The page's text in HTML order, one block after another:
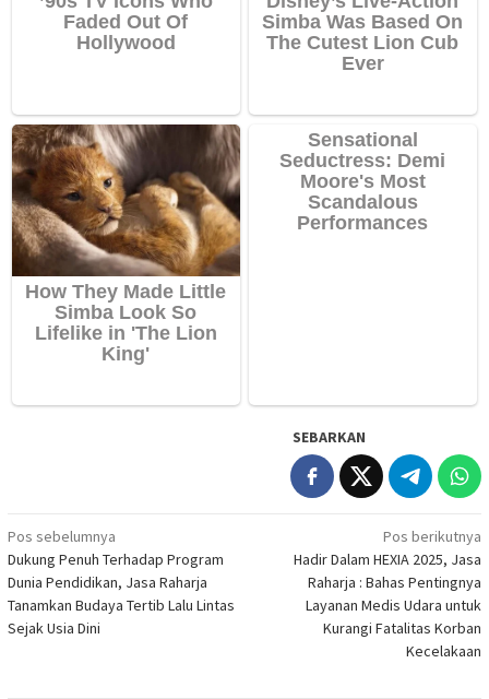
SEBARKAN
Navigasi
pos
Pos sebelumnya
Dukung Penuh Terhadap Program
Dunia Pendidikan, Jasa Raharja
Tanamkan Budaya Tertib Lalu Lintas
Sejak Usia Dini
Pos berikutnya
Hadir Dalam HEXIA 2025, Jasa
Raharja : Bahas Pentingnya
Layanan Medis Udara untuk
Kurangi Fatalitas Korban
Kecelakaan